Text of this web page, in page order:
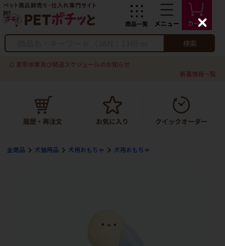
検索
夏季休業及び発送スケジュールのお知らせ
新着情報一覧
全商品 犬猫用品 犬用おもちゃ 犬用おもちゃ
C
l
s